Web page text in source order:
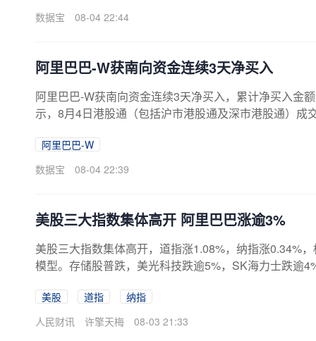
数据宝
08-04 22:44
阿里巴巴-W获南向资金连续3天净买入
阿里巴巴-W获南向资金连续3天净买入，累计净买入金
示，8月4日港股通（包括沪市港股通及深市港股通）
阿里巴巴-W
数据宝
08-04 22:39
美股三大指数集体高开 阿里巴巴涨逾3%
美股三大指数集体高开，道指涨1.08%，纳指涨0.34%
模型。存储股普跌，美光科技跌逾5%，SK海力士跌逾
美股 道指
纳指
人民财讯
许擎天梅 08-03 21:33